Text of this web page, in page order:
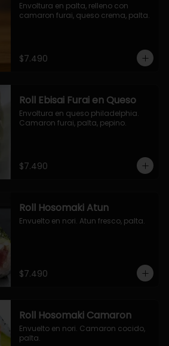
Envoltura en palta, relleno con
camaron furai, queso crema, palta.
$7.490
Roll Ebisai Furai en Queso
Envoltura en queso philadelphia.
Camaron furai, palta, pepino.
$7.490
Roll Hosomaki Atun
Envuelto en nori. Atun fresco, palta.
$7.490
Roll Hosomaki Camaron
Envuelto en nori. Camaron cocido,
palta.